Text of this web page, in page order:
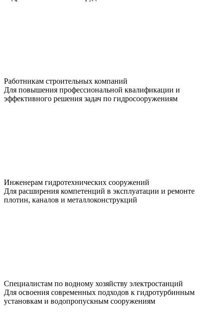
Работникам строительных компаний
Для повышения профессиональной квалификации и
эффективного решения задач по гидросооружениям
Инженерам гидротехнических сооружений
Для расширения компетенций в эксплуатации и ремонте
плотин, каналов и металлоконструкций
Специалистам по водному хозяйству электростанций
Для освоения современных подходов к гидротурбинным
установкам и водопропускным сооружениям